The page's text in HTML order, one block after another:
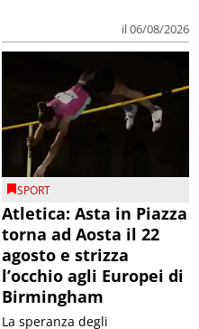
il 06/08/2026
SPORT
Atletica: Asta in Piazza
torna ad Aosta il 22
agosto e strizza
l’occhio agli Europei di
Birmingham
La speranza degli